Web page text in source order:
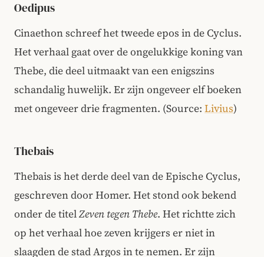
Oedipus
Cinaethon schreef het tweede epos in de Cyclus.
Het verhaal gaat over de ongelukkige koning van
Thebe, die deel uitmaakt van een enigszins
schandalig huwelijk. Er zijn ongeveer elf boeken
met ongeveer drie fragmenten. (Source: Livius)
Thebais
Thebais is het derde deel van de Epische Cyclus,
geschreven door Homer. Het stond ook bekend
onder de titelZeven tegen Thebe. Het richtte zich
op het verhaal hoe zeven krijgers er niet in
slaagden de stad Argos in te nemen. Er zijn